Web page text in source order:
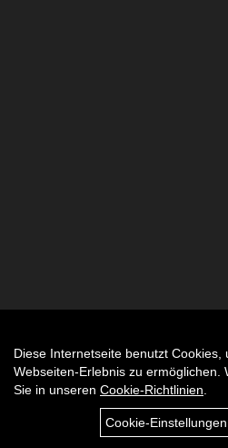
Diese Internetseite benutzt
Webseiten-Erlebnis zu ermöglichen.
Sie in unseren Cookie-Richtlinien
Cookie-Einstellungen